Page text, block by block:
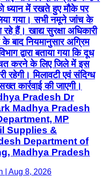
ध्यान में रखते हुए मौके पर
गया। सभी नमूने जांच के
हैं। खाद्य सुरक्षा अधिकारी
के बाद नियमानुसार अग्रिम
द्वारा बताया गया कि दूध
करने के लिए जिले में इस
रहेगी। मिलावटी एवं संदिग्ध
कार्रवाई की जाएगी।
Pradesh Dr
Madhya Pradesh
MP
Supplies &
Department of
Madhya Pradesh
| Aug 8, 2026